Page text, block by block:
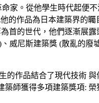
家。從他學生時代起便
的作品為日本建築界的
首的世代，他們逐漸展
威尼斯建築獎 (散亂的廢
的作品結合了現代技術
師獲得多項建築獎項: